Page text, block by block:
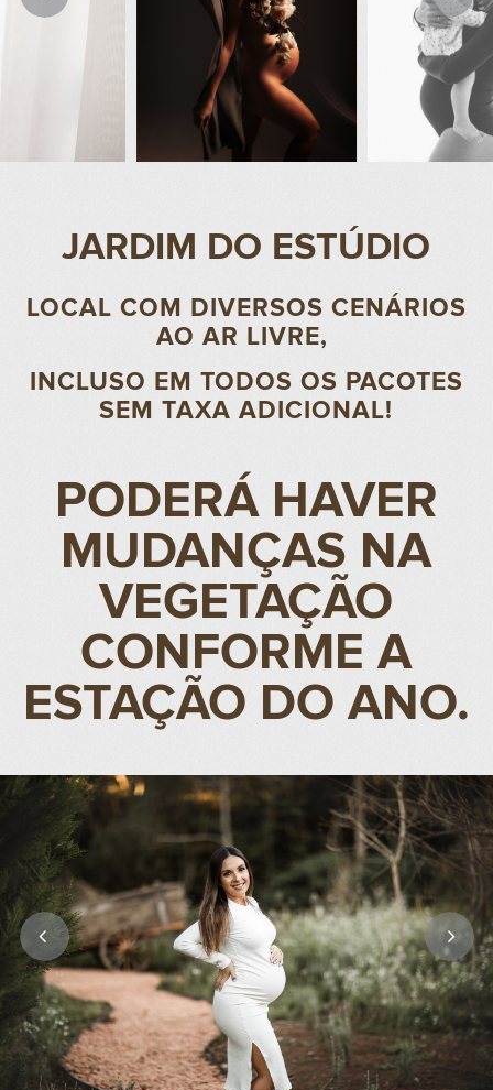
JARDIM DO ESTÚDIO
LOCAL COM DIVERSOS CENÁRIOS
AO AR LIVRE,
INCLUSO EM TODOS OS PACOTES
SEM TAXA ADICIONAL!
PODERÁ HAVER
MUDANÇAS NA
VEGETAÇÃO
CONFORME A
ESTAÇÃO DO ANO.